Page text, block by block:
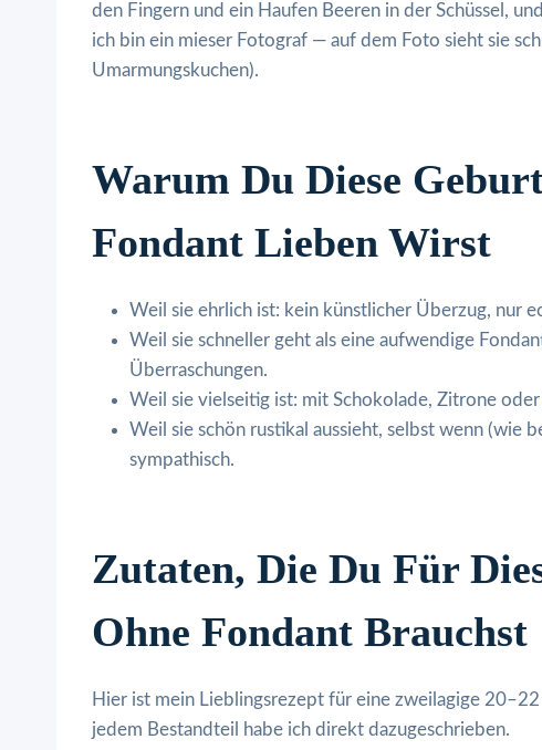
den Fingern und ein Haufen Beeren in der Schüssel,
ich bin ein mieser Fotograf — auf dem Foto sieht sie
Umarmungskuchen).
Warum Du Diese
Fondant Lieben Wirst
Weil sie ehrlich ist: kein künstlicher Überzug, nur
Weil sie schneller geht als eine aufwendige
Überraschungen.
Weil sie vielseitig ist: mit Schokolade, Zitrone
Weil sie schön rustikal aussieht, selbst wenn (wie
sympathisch.
Zutaten, Die Du Für
Ohne Fondant Brauchst
Hier ist mein Lieblingsrezept für eine zweilagige
jedem Bestandteil habe ich direkt dazugeschrieben.